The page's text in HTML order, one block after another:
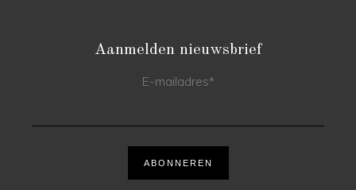
Aanmelden nieuwsbrief
E-mailadres*
ABONNEREN